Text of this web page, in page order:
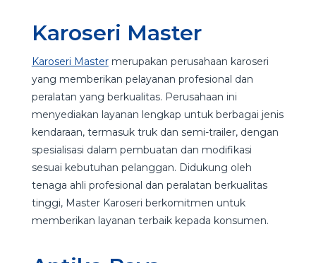
Karoseri Master
Karoseri Mastermerupakan perusahaan karoseri
yang memberikan pelayanan profesional dan
peralatan yang berkualitas. Perusahaan ini
menyediakan layanan lengkap untuk berbagai jenis
kendaraan, termasuk truk dan semi-trailer, dengan
spesialisasi dalam pembuatan dan modifikasi
sesuai kebutuhan pelanggan. Didukung oleh
tenaga ahli profesional dan peralatan berkualitas
tinggi, Master Karoseri berkomitmen untuk
memberikan layanan terbaik kepada konsumen.